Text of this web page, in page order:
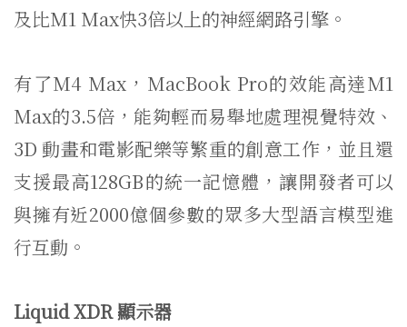
及比M1 Max快3倍以上的神經網路引擎。
有了M4 Max，MacBook Pro的效能高達M1
Max的3.5倍，能夠輕而易舉地處理視覺特效、
3D 動畫和電影配樂等繁重的創意工作，並且還
支援最高128GB的統一記憶體，讓開發者可以
與擁有近2000億個參數的眾多大型語言模型進
行互動。
Liquid XDR 顯示器